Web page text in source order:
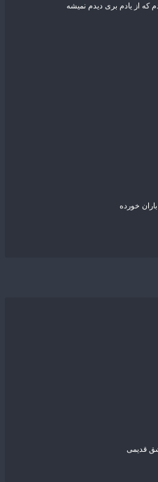
که از یادم بری دیدم نمیشه
خورده
قدیمی